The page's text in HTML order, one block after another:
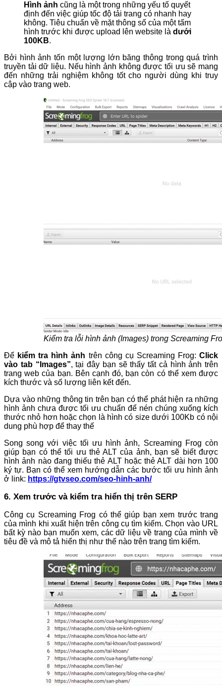
Hình ảnh cũng là một trong những yếu tố quyết
định đến việc giúp tốc độ tải trang có nhanh hay
không. Tiêu chuẩn về mặt thông số của một tấm
hình trước khi được upload lên website là dưới
100KB.
Bởi hình ảnh tốn một lượng lớn băng thông trong quá trình
truyền tải dữ liệu. Nếu hình ảnh không được tối ưu sẽ mang
đến những trải nghiệm không tốt cho người dùng khi truy
cập vào trang web.
Kiểm tra lỗi hình ảnh (Images) trong Screaming
Để kiểm tra hình ảnh trên công cụ Screaming Frog:Click
vào tab “Images”, tại đây bạn sẽ thấy tất cả hình ảnh trên
trang web của bạn. Bên cạnh đó, bạn còn có thể xem được
kích thước và số lượng liên kết đến.
Dựa vào những thông tin trên bạn có thể phát hiện ra những
hình ảnh chưa được tối ưu chuẩn để nén chúng xuống kích
thước nhỏ hơn hoặc chọn là hình có size dưới 100Kb có nội
dung phù hợp để thay thế
Song song với việc tối ưu hình ảnh, Screaming Frog còn
giúp bạn có thể tối ưu thẻ ALT của ảnh, bạn sẽ biết được
hình ảnh nào đang thiếu thẻ ALT hoặc thẻ ALT dài hơn 100
ký tự. Bạn có thể xem hướng dẫn các bước tối ưu hình ảnh
ở link: https://gtvseo.com/seo-hinh-anh/
6. Xem trước và kiểm tra hiển thị trên SERP
Công cụ Screaming Frog có thể giúp bạn xem trước trang
của mình khi xuất hiện trên công cụ tìm kiếm. Chọn vào URL
bất kỳ nào bạn muốn xem, các dữ liệu về trang của mình về
tiêu đề và mô tả hiển thị như thế nào trên trang tìm kiếm.